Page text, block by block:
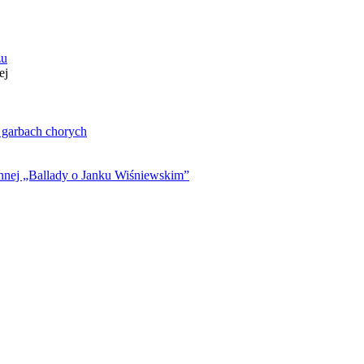
chorych
„Ballady o Janku Wiśniewskim”